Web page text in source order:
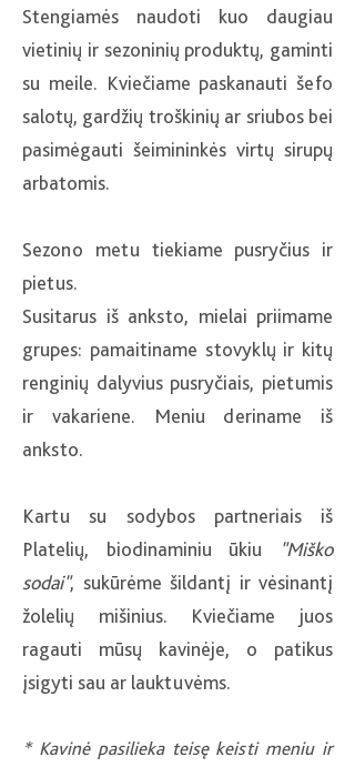
Stengiamės naudoti kuo daugiau
vietinių ir sezoninių produktų, gaminti
su meile. Kviečiame paskanauti šefo
salotų, gardžių troškinių ar sriubos bei
pasimėgauti šeimininkės virtų sirupų
arbatomis.
Sezono metu tiekiame pusryčius ir
pietus.
Susitarus iš anksto, mielai priimame
grupes: pamaitiname stovyklų ir kitų
renginių dalyvius pusryčiais, pietumis
ir vakariene. Meniu deriname iš
anksto.
Kartu su sodybos partneriais iš
Platelių, biodinaminiu ūkiu
"Miško
sodai", sukūrėme šildantį ir vėsinantį
žolelių mišinius. Kviečiame juos
ragauti mūsų kavinėje, o patikus
įsigyti sau ar lauktuvėms.
* Kavinė pasilieka teisę keisti meniu ir